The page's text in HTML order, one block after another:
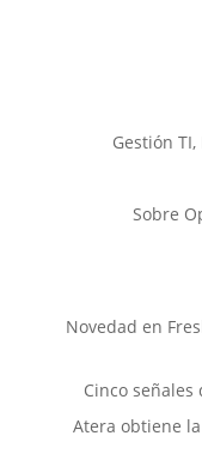
Gestión
Sobre
Novedad en
Cinco
Atera obtiene